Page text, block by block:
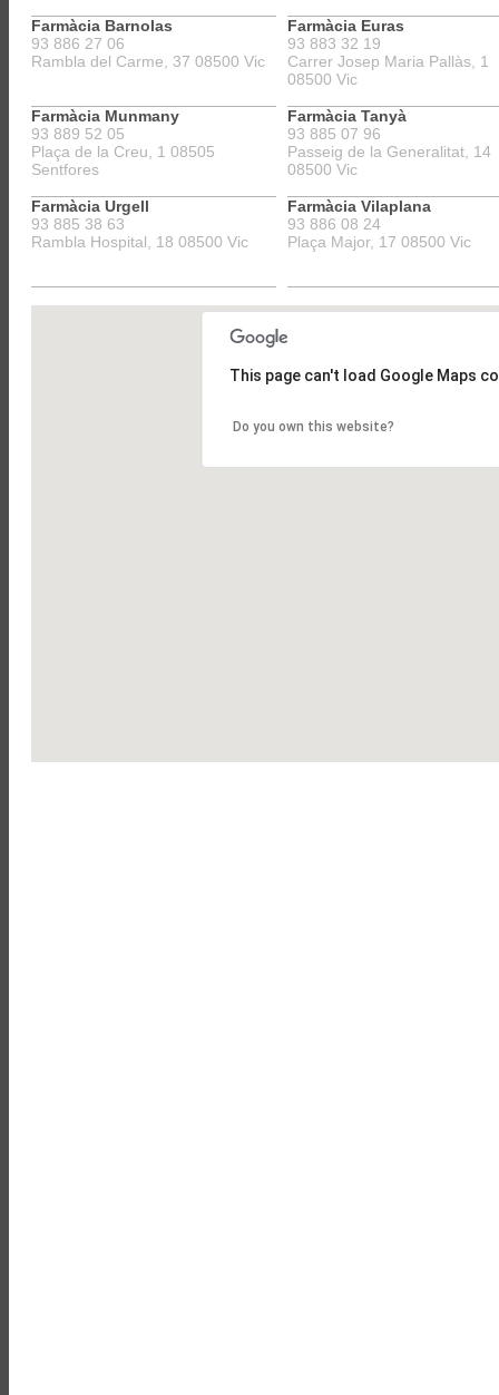
Farmàcia Barnolas
93 886 27 06
Rambla del Carme, 37 08500 Vic
Farmàcia Euras
93 883 32 19
Carrer Josep Maria Pallàs, 1
08500 Vic
Farmàcia Munmany
93 889 52 05
Plaça de la Creu, 1 08505
Sentfores
Farmàcia Tanyà
93 885 07 96
Passeig de la Generalitat, 14
08500 Vic
Farmàcia Urgell
93 885 38 63
Rambla Hospital, 18 08500 Vic
Farmàcia Vilaplana
93 886 08 24
Plaça Major, 17 08500 Vic
This page can't load Google Maps
Do you own this website?